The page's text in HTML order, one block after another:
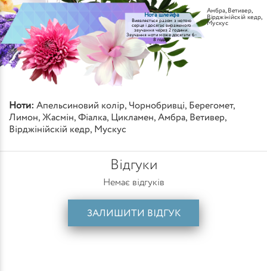
Нота шлейфа
Виявляється разом з нотою
серця і досягає вираженого
звучання через 2 години.
Звучання ноти може досягати 6-
8 годин
Амбра, Ветивер,
Вірджінійскій кедр,
Мускус
Ноти: Апельсиновий колір, Чорнобривці, Берегомет,
Лимон, Жасмін, Фіалка, Цикламен, Амбра, Ветивер,
Вірджінійскій кедр, Мускус
Відгуки
Немає відгуків
ЗАЛИШИТИ ВІДГУК